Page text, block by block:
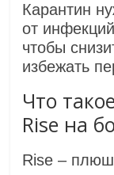
Карантин
от
чтобы
избежать
Что
Rise на
Rise –